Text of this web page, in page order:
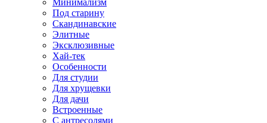
Минимализм
Под старину
Скандинавские
Элитные
Эксклюзивные
Хай-тек
Особенности
Для студии
Для хрущевки
Для дачи
Встроенные
С антресолями